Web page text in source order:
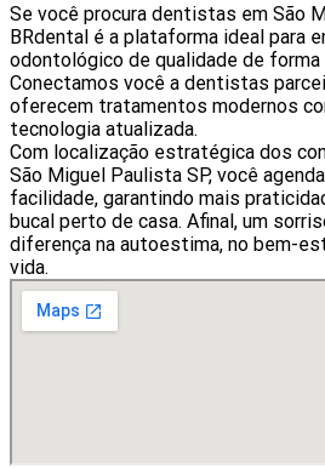
Se você procura dentistas em São
BRdental é a plataforma ideal para
odontológico de qualidade de
Conectamos você a dentistas
oferecem tratamentos modernos
tecnologia atualizada.
Com localização estratégica dos
São Miguel Paulista‎ SP, você
facilidade, garantindo mais
bucal perto de casa. Afinal, um
diferença na autoestima, no bem-
vida.